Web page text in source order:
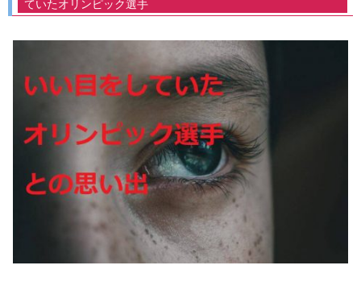
ていたオリンピック選手